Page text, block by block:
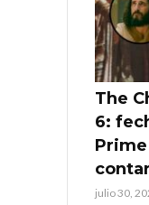
The
6:
julio 30,